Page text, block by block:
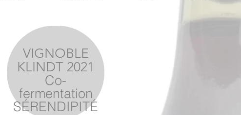
VIGNOBLE
KLINDT 2021
Co-
fermentation
SÉRENDIPITÉ